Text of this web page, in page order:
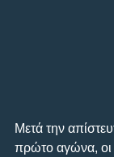
Μετά την
πρώτο αγώνα, οι